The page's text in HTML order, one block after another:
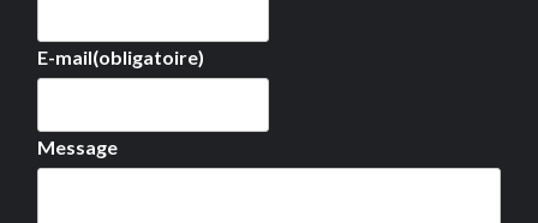
E-mail(obligatoire)
Message